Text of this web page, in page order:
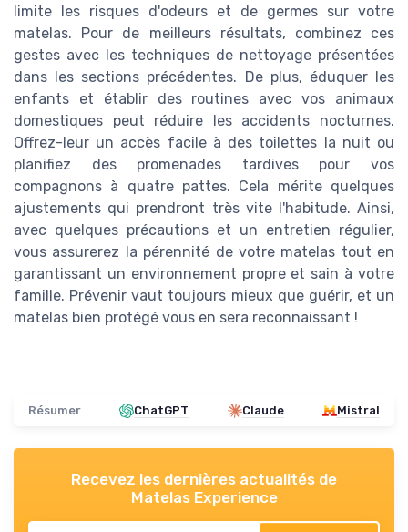
limite les risques d'odeurs et de germes sur votre
matelas. Pour de meilleurs résultats, combinez ces
gestes avec les techniques de nettoyage présentées
dans les sections précédentes. De plus, éduquer les
enfants et établir des routines avec vos animaux
domestiques peut réduire les accidents nocturnes.
Offrez-leur un accès facile à des toilettes la nuit ou
planifiez des promenades tardives pour vos
compagnons à quatre pattes. Cela mérite quelques
ajustements qui prendront très vite l'habitude. Ainsi,
avec quelques précautions et un entretien régulier,
vous assurerez la pérennité de votre matelas tout en
garantissant un environnement propre et sain à votre
famille. Prévenir vaut toujours mieux que guérir, et un
matelas bien protégé vous en sera reconnaissant !
Résumer ChatGPT Claude Mistral
Recevez les dernières actualités de
Matelas Experience